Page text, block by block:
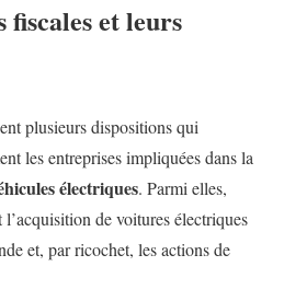
et leurs
plusieurs dispositions qui
les entreprises impliquées dans la
électriques. Parmi elles,
de voitures électriques
et, par ricochet, les actions de